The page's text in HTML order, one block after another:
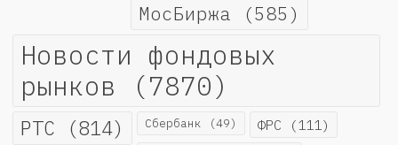
МосБиржа (585)
Новости фондовых
рынков (7870)
РТС (814) Сбербанк (49) ФРС (111)